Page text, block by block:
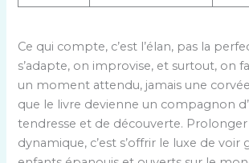
Ce qui compte, c’est l’élan, pas la
s’adapte, on improvise, et surtout, on
un moment attendu, jamais une
que le livre devienne un compagnon
tendresse et de découverte.
dynamique, c’est s’offrir le luxe de voir